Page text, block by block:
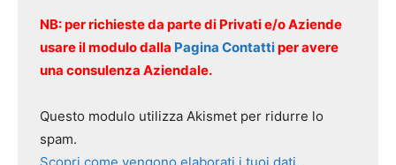
NB: per richieste da parte di Privati e/o Aziende
usare il modulo dalla Pagina Contattiper avere
una consulenza Aziendale.
Questo modulo utilizza Akismet per ridurre lo
spam.
Scopri come vengono elaborati i tuoi dati.